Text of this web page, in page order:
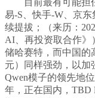
目前最有可能担任
易-S、快手-W、京
续提拔；（来历：
AI、再投资取合作》
储哈赛特，而中国的
元）同样强劲，以加
Qwen模子的领先地
年，正在国内，TBD